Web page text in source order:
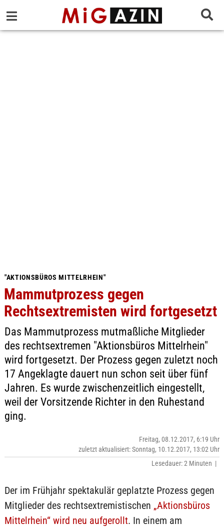
"AKTIONSBÜROS MITTELRHEIN"
Mammutprozess gegen
Rechtsextremisten wird fortgesetzt
Das Mammutprozess mutmaßliche Mitglieder
des rechtsextremen "Aktionsbüros Mittelrhein"
wird fortgesetzt. Der Prozess gegen zuletzt noch
17 Angeklagte dauert nun schon seit über fünf
Jahren. Es wurde zwischenzeitlich eingestellt,
weil der Vorsitzende Richter in den Ruhestand
ging.
Freitag, 08.12.2017, 6:19 Uhr
zuletzt aktualisiert: Sonntag, 10.12.2017, 13:02 Uhr
Lesedauer: 2 Minuten |
Der im Frühjahr spektakulär geplatzte Prozess gegen
Mitglieder des rechtsextremistischen „Aktionsbüros
Mittelrhein“ wird neu aufgerollt. In einem am